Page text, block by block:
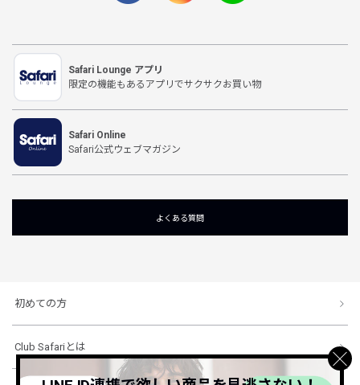
Safari Lounge アプリ
限定の機能もあるアプリでサクサクお買い物
Safari Online
Safari公式ウェブマガジン
よくある質問
初めての方
Club Safariとは